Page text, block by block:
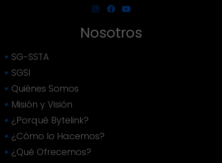
Nosotros
SG-SSTA
SGSI
Quiénes Somos
Misión y Visión
¿Porqué Bytelink?
¿Cómo lo Hacemos?
¿Qué Ofrecemos?